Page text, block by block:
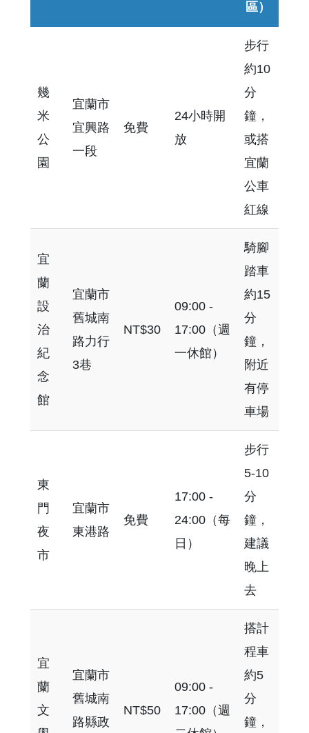
區）
幾
米
公
園
宜蘭市
宜興路
一段
免費
24小時開
放
步行
約10
分
鐘，
或搭
宜蘭
公車
紅線
宜
蘭
設
治
紀
念
館
宜蘭市
舊城南
路力行
3巷
NT$30
09:00 -
17:00（週
一休館）
騎腳
踏車
約15
分
鐘，
附近
有停
車場
東
門
夜
市
宜蘭市
東港路
免費
17:00 -
24:00（每
日）
步行
5-10
分
鐘，
建議
晚上
去
宜
蘭
文
宜蘭市
舊城南
路縣政
NT$50
09:00 -
17:00（週
搭計
程車
約5
分
鐘，